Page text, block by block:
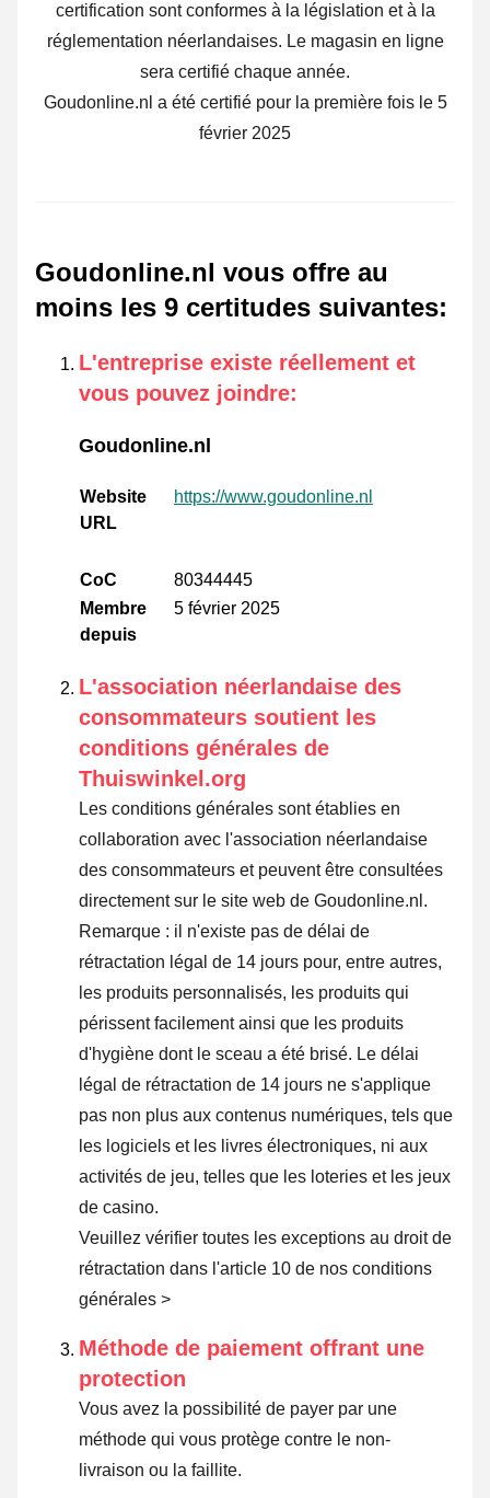
certification sont conformes à la législation et à la
réglementation néerlandaises. Le magasin en ligne
sera certifié chaque année.
Goudonline.nl a été certifié pour la première fois le 5
février 2025
Goudonline.nl vous offre au
moins les 9 certitudes suivantes:
L'entreprise existe réellement et
vous pouvez joindre:
Goudonline.nl
Website
URL
https://www.goudonline.nl
CoC
80344445
Membre
depuis
5 février 2025
L'association néerlandaise des
consommateurs soutient les
conditions générales de
Thuiswinkel.org
Les conditions générales sont établies en
collaboration avec l'association néerlandaise
des consommateurs et peuvent être consultées
directement sur le site web de Goudonline.nl.
Remarque : il n'existe pas de délai de
rétractation légal de 14 jours pour, entre autres,
les produits personnalisés, les produits qui
périssent facilement ainsi que les produits
d'hygiène dont le sceau a été brisé. Le délai
légal de rétractation de 14 jours ne s'applique
pas non plus aux contenus numériques, tels que
les logiciels et les livres électroniques, ni aux
activités de jeu, telles que les loteries et les jeux
de casino.
Veuillez vérifier toutes les exceptions au droit de
rétractation dans l'article 10 de nos conditions
générales >
Méthode de paiement offrant une
protection
Vous avez la possibilité de payer par une
méthode qui vous protège contre le non-
livraison ou la faillite.